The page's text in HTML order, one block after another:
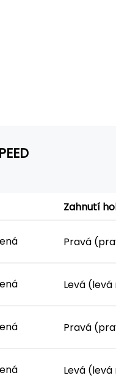
Zahnutí
Pravá
Levá
Pravá
Levá